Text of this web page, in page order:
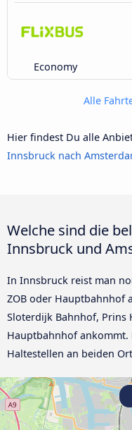
Economy
Alle
Hier findest Du alle
Innsbruck nach
Welche sind die
Innsbruck und
In Innsbruck reist man
ZOB oder Hauptbahnhof
Sloterdijk Bahnhof, Prins
Hauptbahnhof ankommt.
Haltestellen an beiden